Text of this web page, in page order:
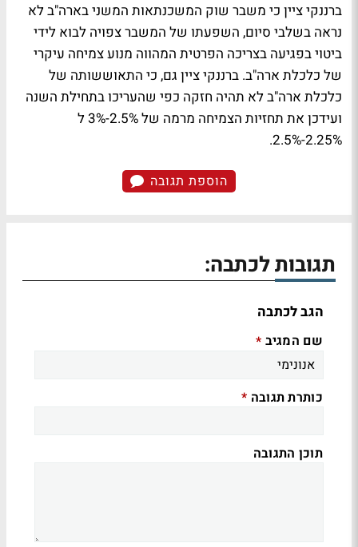
ברננקי ציין כי משבר שוק המשכנתאות המשני בארה"ב לא
נראה בשלבי סיום, השפעתו של המשבר צפויה לבוא לידי
ביטוי בפגיעה בצריכה הפרטית המהווה מנוע צמיחה עיקרי
של כלכלת ארה"ב. ברננקי ציין גם, כי התאוששותה של
כלכלת ארה"ב לא תהיה חזקה כפי שהעריכו בתחילת השנה
ועידכן את תחזיות הצמיחה מרמה של 2.5%-3% ל
2.25%-2.5%.
הוספת תגובה
תגובות לכתבה:
הגב לכתבה
שם המגיב *
כותרת תגובה *
תוכן התגובה